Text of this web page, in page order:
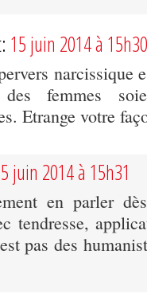
15 juin 2014 à 15h30
narcissique
femmes
Etrange votre
juin 2014 à 15h31
en parler
tendresse,
pas des